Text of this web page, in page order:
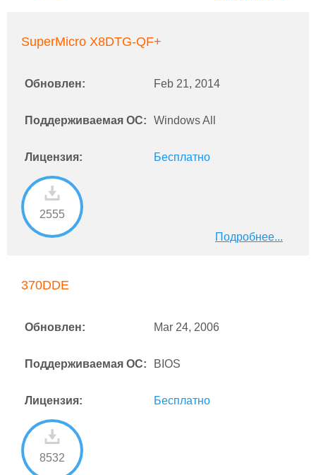
SuperMicro X8DTG-QF+
Обновлен: Feb 21, 2014
Поддерживаемая ОС: Windows All
Лицензия: Бесплатно
2555
Подробнее...
370DDE
Обновлен: Mar 24, 2006
Поддерживаемая ОС: BIOS
Лицензия: Бесплатно
8532